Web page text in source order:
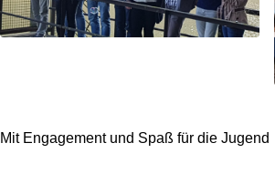
Mit Engagement und Spaß für die Jugend